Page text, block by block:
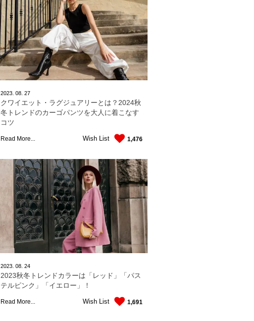
2023. 08. 27
クワイエット・ラグジュアリーとは？2024秋
冬トレンドのカーゴパンツを大人に着こなす
コツ
Read More... 1,476
Wish List
2023. 08. 24
2023秋冬トレンドカラーは「レッド」「パス
テルピンク」「イエロー」！
Read More... 1,691
Wish List